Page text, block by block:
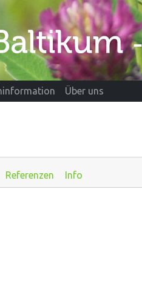
Über uns
Referenzen Info